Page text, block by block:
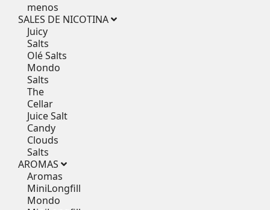
menos
SALES DE NICOTINA
Juicy
Salts
Olé Salts
Mondo
Salts
The
Cellar
Juice Salt
Candy
Clouds
Salts
AROMAS
Aromas
MiniLongfill
Mondo